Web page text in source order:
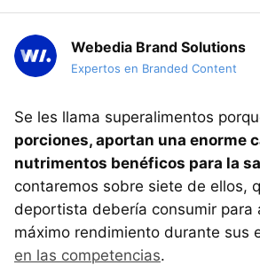
Webedia Brand Solutions
Expertos en Branded Content
Se les llama superalimentos
porciones, aportan una enorme
nutrimentos benéficos para la
contaremos sobre siete de ellos,
deportista debería consumir para
máximo rendimiento durante sus
en las competencias.